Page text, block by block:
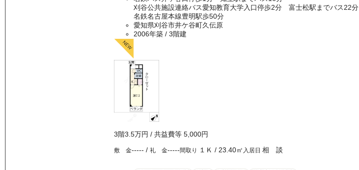
刈谷公共施設連絡バス愛知教育大学入口停歩2分 富士松駅までバス22分
名鉄名古屋本線豊明駅歩50分
愛知県刈谷市井ケ谷町久伝原
2006年築 / 3階建
3階3.5万円 / 共益費等 5,000円
敷 金----- / 礼 金-----間取り １Ｋ / 23.40㎡ 入居日 相 談